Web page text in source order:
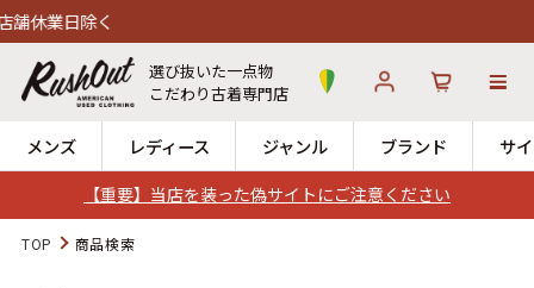
【重要】当店を装った偽サイトにご注意ください
選び抜いた一点物
こだわり古着専門店
メンズ レディース ジャンル ブランド サ
ログイン
TOP 商品検索